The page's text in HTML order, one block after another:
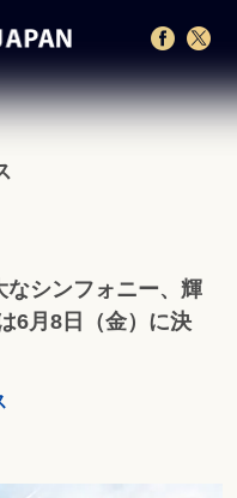
シンフォニー、輝
6月8日（金）に決